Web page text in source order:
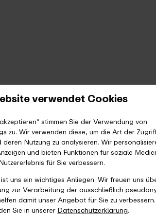
verwendet Cookies
stimmen Sie der Verwendung von
zu. Wir verwenden diese, um die Art der
Nutzung zu analysieren. Wir
und bieten Funktionen für soziale
für Sie verbessern.
uns ein wichtiges Anliegen. Wir freuen uns
zur Verarbeitung der ausschließlich
damit unser Angebot für Sie zu verbessern.
Sie in unsererDatenschutzerklärung.